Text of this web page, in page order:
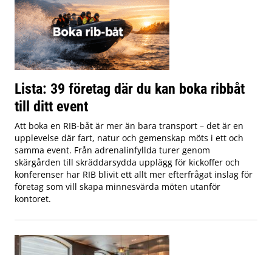
Lista: 39 företag där du kan boka ribbåt
till ditt event
Att boka en RIB-båt är mer än bara transport – det är en
upplevelse där fart, natur och gemenskap möts i ett och
samma event. Från adrenalinfyllda turer genom
skärgården till skräddarsydda upplägg för kickoffer och
konferenser har RIB blivit ett allt mer efterfrågat inslag för
företag som vill skapa minnesvärda möten utanför
kontoret.